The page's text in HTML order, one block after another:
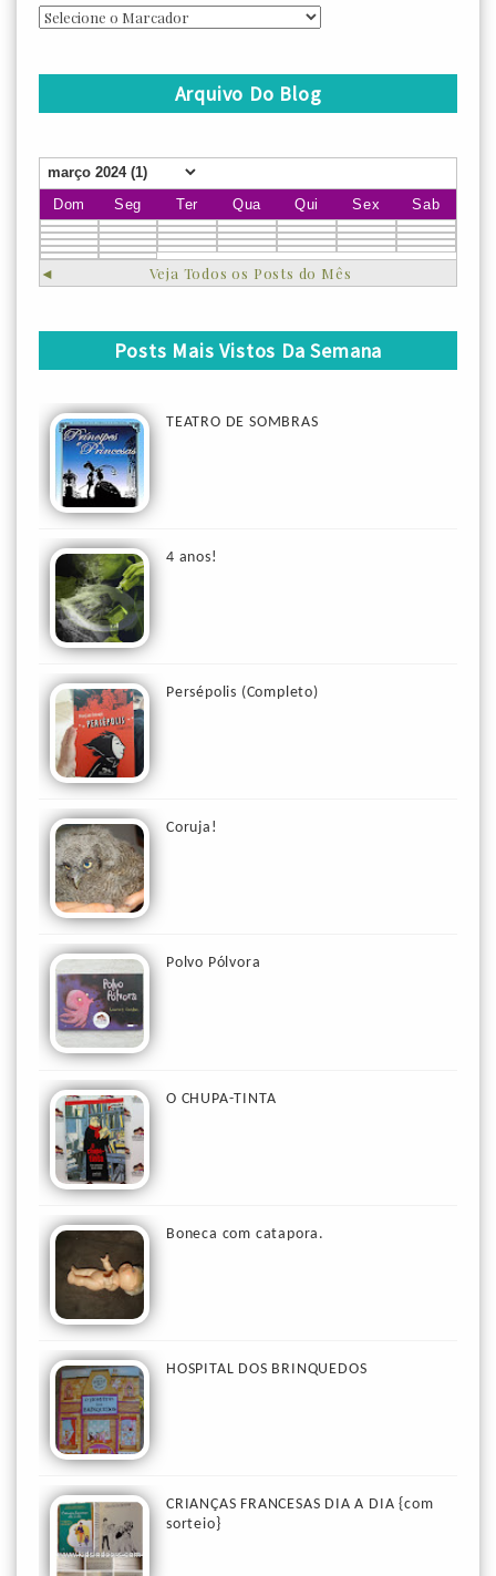
Arquivo Do Blog
Dom Seg Ter Qua Qui Sex Sab
◄ Veja Todos os Posts do Mês
Posts Mais Vistos Da Semana
TEATRO DE SOMBRAS
4 anos!
Persépolis (Completo)
Coruja!
Polvo Pólvora
O CHUPA-TINTA
Boneca com catapora.
HOSPITAL DOS BRINQUEDOS
CRIANÇAS FRANCESAS DIA A DIA {com
sorteio}